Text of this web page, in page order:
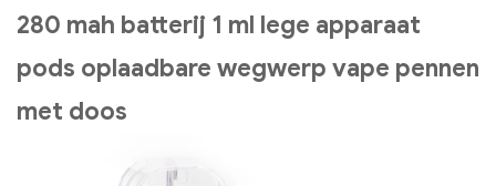
280 mah batterij 1 ml lege apparaat
pods oplaadbare wegwerp vape pennen
met doos